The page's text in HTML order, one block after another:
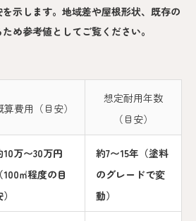
示します。地域差や屋根形状、既存の
め参考値としてご覧ください。
算費用（目安）
想定耐用年数
（目安）
10万〜30万円
（100㎡程度の目
約7〜15年（塗料
のグレードで変
動）